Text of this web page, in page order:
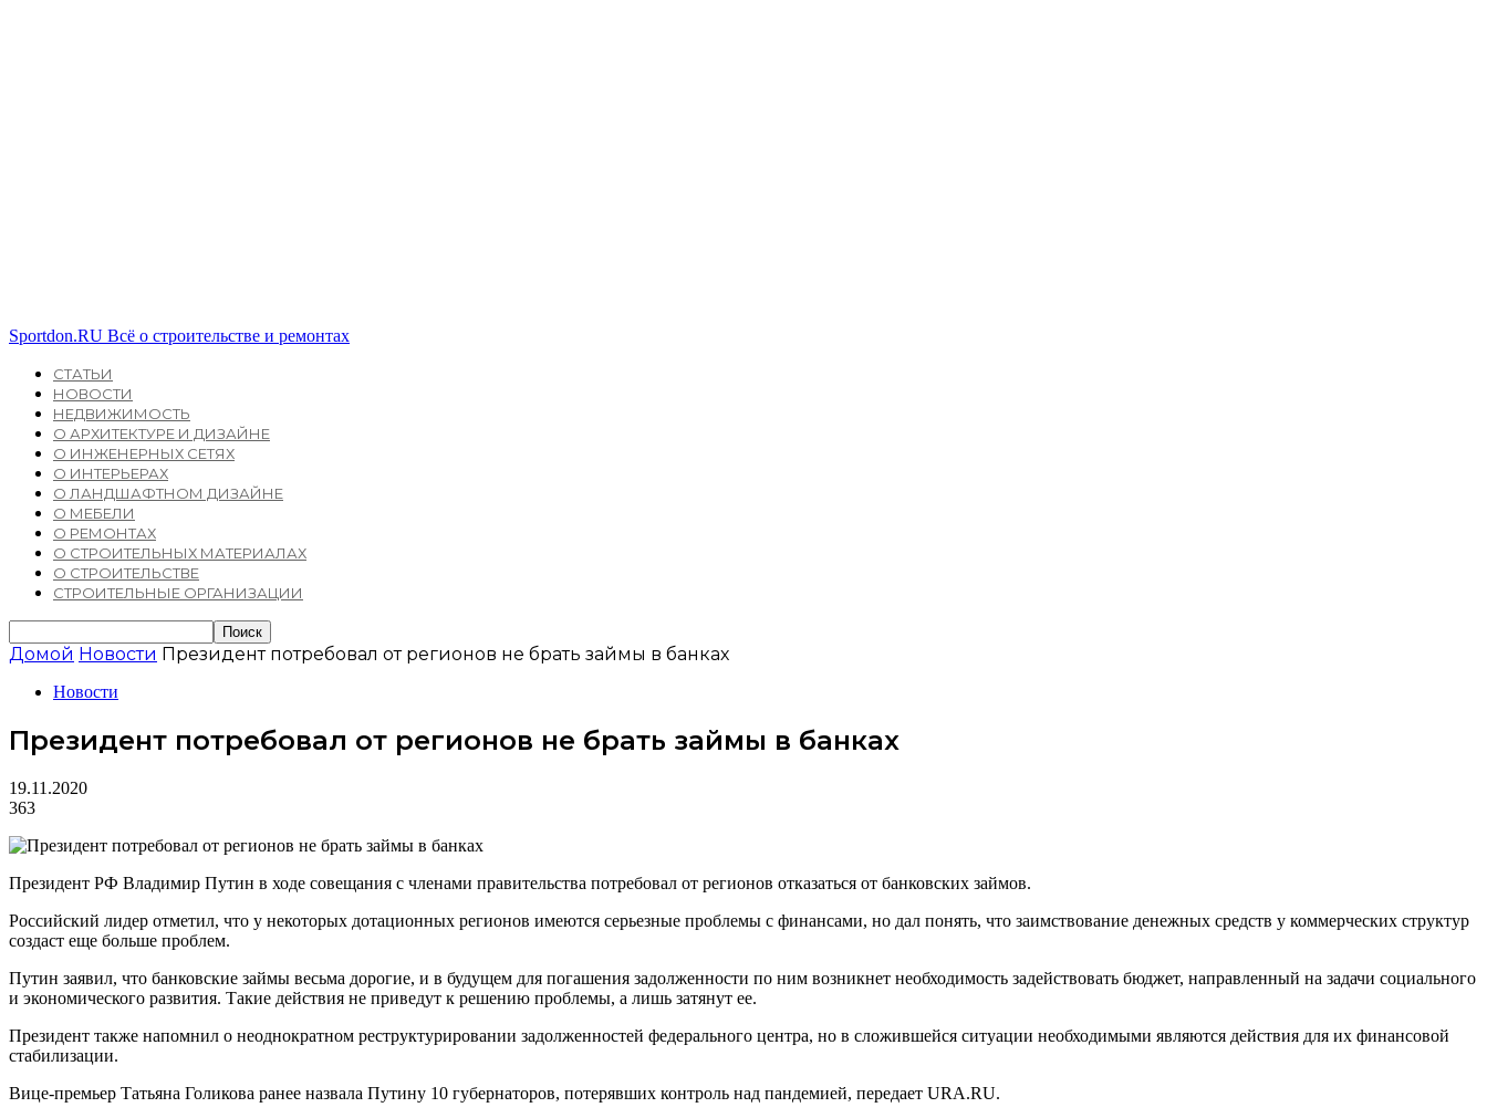
Sportdon.RU Всё о строительстве и ремонтах
СТАТЬИ
НОВОСТИ
НЕДВИЖИМОСТЬ
О АРХИТЕКТУРЕ И ДИЗАЙНЕ
О ИНЖЕНЕРНЫХ СЕТЯХ
О ИНТЕРЬЕРАХ
О ЛАНДШАФТНОМ ДИЗАЙНЕ
О МЕБЕЛИ
О РЕМОНТАХ
О СТРОИТЕЛЬНЫХ МАТЕРИАЛАХ
О СТРОИТЕЛЬСТВЕ
СТРОИТЕЛЬНЫЕ ОРГАНИЗАЦИИ
Домой Новости Президент потребовал от регионов не брать займы в банках
Новости
Президент потребовал от регионов не брать займы в банках
19.11.2020
363
Президент РФ Владимир Путин в ходе совещания с членами правительства потребовал от регионов отказаться от банковских займов.
Российский лидер отметил, что у некоторых дотационных регионов имеются серьезные проблемы с финансами, но дал понять, что заимствование денежных средств у коммерческих структур
создаст еще больше проблем.
Путин заявил, что банковские займы весьма дорогие, и в будущем для погашения задолженности по ним возникнет необходимость задействовать бюджет, направленный на задачи социального
и экономического развития. Такие действия не приведут к решению проблемы, а лишь затянут ее.
Президент также напомнил о неоднократном реструктурировании задолженностей федерального центра, но в сложившейся ситуации необходимыми являются действия для их финансовой
стабилизации.
Вице-премьер Татьяна Голикова ранее назвала Путину 10 губернаторов, потерявших контроль над пандемией, передает URA.RU.